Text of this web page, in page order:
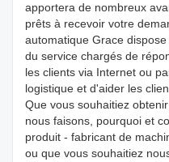
apportera de nombreux
prêts à recevoir votre
automatique Grace
du service chargés de
les clients via Internet ou
logistique et d'aider les
Que vous souhaitiez
nous faisons, pourquoi et
produit - fabricant de
ou que vous souhaitiez